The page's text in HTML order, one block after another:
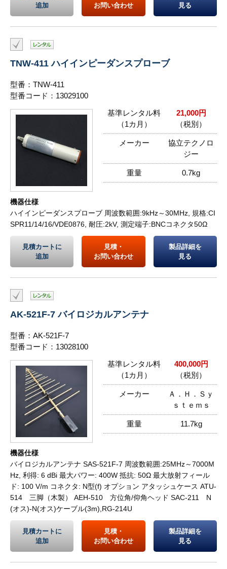
追加
お問い合わせ
見る
TNW-411 ハイインピーダンスプローブ
型番：TNW-411
型番コード：13029100
基準レンタル料
（1カ月）
21,000円
（税別）
メーカー
協立テクノロ
ジー
重量 0.7kg
機器仕様
ハイインピーダンスプローブ 周波数範囲:9kHz～30MHz, 規格:CI
SPR11/14/16/VDE0876, 耐圧:2kV, 測定端子:BNCコネクタ50Ω
見積カートに
追加
見積・
お問い合わせ
製品詳細を
見る
AK-521F-7 バイロジカルアンテナ
型番：AK-521F-7
型番コード：13028100
基準レンタル料
（1カ月）
400,000円
（税別）
メーカー
Ａ．Ｈ．Ｓｙ
ｓｔｅｍｓ
重量 11.7kg
機器仕様
バイロジカルアンテナ SAS-521F-7 周波数範囲:25MHz～7000M
Hz, 利得: 6 dBi 最大パワー: 400W 抵抗: 50Ω 最大放射フィール
ド: 100 V/m コネクタ: N型(f) オプション アタッシュケース ATU-
514 三脚（木製） AEH-510 方位角/仰角ヘッド SAC-211 N
(オス)-N(オス)ケーブル(3m),RG-214U
見積カートに
追加
見積・
お問い合わせ
製品詳細を
見る